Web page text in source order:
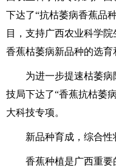
下达了“抗枯萎病香蕉品
目，支持广西农业科学
香蕉枯萎病新品种的选育
为进一步提速枯萎病
技局下达了“香蕉抗枯萎
大科技专项。
新品种育成，综合性
香蕉种植是广西重要